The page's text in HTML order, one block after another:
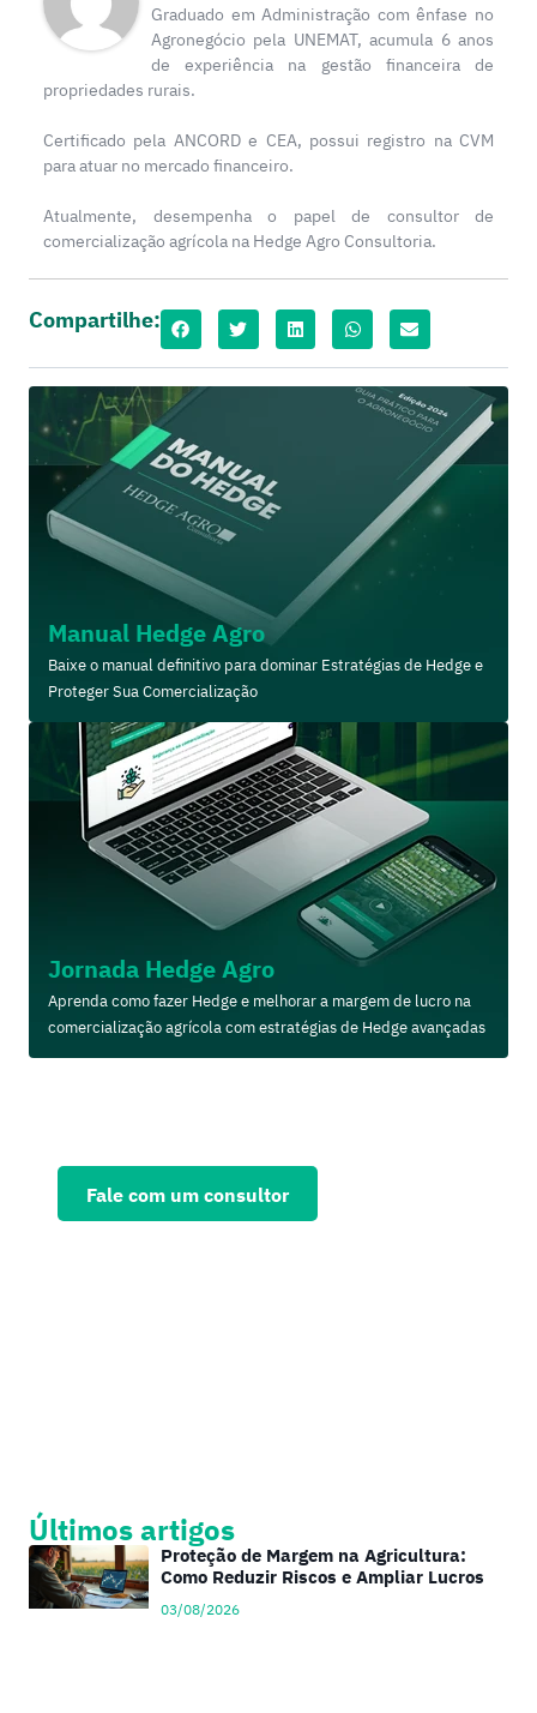
Graduado em Administração com ênfase no
Agronegócio pela UNEMAT, acumula 6 anos
de experiência na gestão financeira de
propriedades rurais.
Certificado pela ANCORD e CEA, possui registro na CVM
para atuar no mercado financeiro.
Atualmente, desempenha o papel de consultor de
comercialização agrícola na Hedge Agro Consultoria.
Compartilhe:
Manual Hedge Agro
Baixe o manual definitivo para dominar Estratégias de Hedge e
Proteger Sua Comercialização
Jornada Hedge Agro
Aprenda como fazer Hedge e melhorar a margem de lucro na
comercialização agrícola com estratégias de Hedge avançadas
Fale com um consultor
Últimos artigos
Proteção de Margem na Agricultura:
Como Reduzir Riscos e Ampliar Lucros
03/08/2026